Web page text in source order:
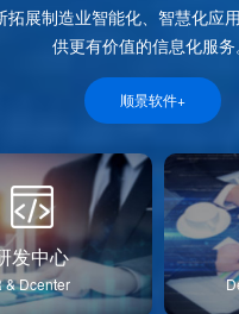
拓展制造业智能化、智慧化应
供更有价值的信息化服务
顺景软件+
发中心
& Dcenter